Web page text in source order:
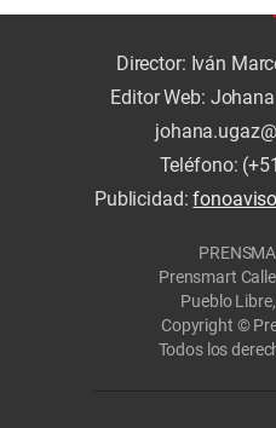
Director: Iván
Editor Web:
Teléfono:
Publicidad:
Prensmart
Pueblo
Copyright ©
Todos los